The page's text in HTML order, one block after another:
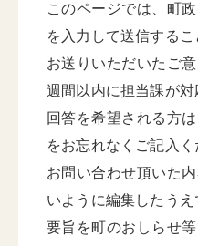
このページでは、町
を入力して送信するこ
お送りいただいたご
週間以内に担当課が対
回答を希望される方
をお忘れなくご記入く
お問い合わせ頂いた
いように編集したうえ
要旨を町のおしらせ